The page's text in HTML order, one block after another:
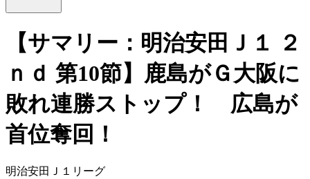
【サマリー：明治安田Ｊ１ ２
ｎｄ 第10節】鹿島がＧ大阪に
敗れ連勝ストップ！ 広島が
首位奪回！
明治安田Ｊ１リーグ